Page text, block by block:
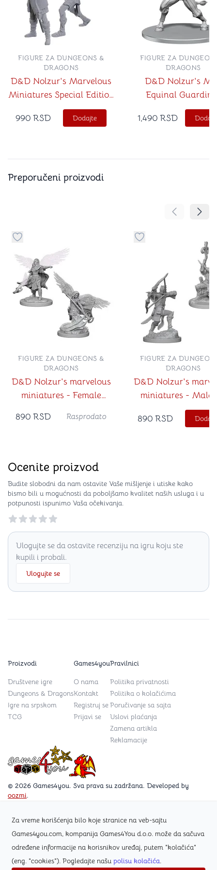
Za vreme korišćenja bilo koje stranice na veb-sajtu
Games4you.com, kompanija Games4You d.o.o. može da sačuva
određene informacije na korisnikov uređaj, putem "kolačića"
(eng. "cookies"). Pogledajte našu polisu kolačića.
D&D Nolzur's Marvelous
Miniatures Special Edition
Baldur's Gate 3 Lae'zel &
Shadowheart
FIGURE ZA DUNGEONS &
DRAGONS
990 RSD Dodajte
D&D Nolzur's
Equinal
FIGURE ZA
DRAGONS
1,490 RSD
Preporučeni proizvodi
Pomeranje
Dugme za dodavanje stvari u kategoriju omiljeno
D&D Nolzur's marvelous
miniatures - Female
FIGURE ZA DUNGEONS &
DRAGONS
890 RSD Rasprodato
Dugme za dodavanje
D&D Nolzur's
miniatures - Male
Druid
FIGURE ZA
DRAGONS
890 RSD
Ocenite proizvod
Budite slobodni da nam ostavite Vaše mišljenje i utiske kako
bismo bili u mogućnosti da poboljšamo kvalitet naših usluga i u
potpunosti ispunimo Vaša očekivanja.
Reviews
Ulogujte se da ostavite recenziju na igru koju ste
kupili i probali.
Ulogujte se
Games4you logo
© 2026 Games4you. Sva prava su zadržana. Developed by
oozmi.
Posetite Facebook stranicu /Games4you.rs
Zapratite Instagram profil @games4yours
Proizvodi
Društvene igre
Dungeons & Dragons
Igre na srpskom
TCG
Games4you
O nama
Kontakt
Registruj se
Prijavi se
Pravilnici
Politika privatnosti
Politika o kolačićima
Poručivanje sa sajta
Uslovi plaćanja
Zamena artikla
Reklamacije